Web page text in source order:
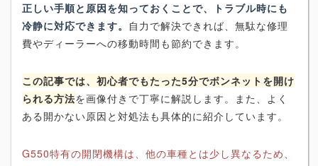
正しい手順と原因を知っておくことで、トラブル時にも
冷静に対応できます。 自力で解決できれば、無駄な修理
費やディーラーへの移動時間も節約できます。
この記事では、初心者でもたった5分でボンネットを開け
られる方法を画像付きで丁寧に解説します。また、よく
ある開かない原因と対処法も具体的に紹介しています。
G550特有の開閉機構は、他の車種とは少し異なるため、